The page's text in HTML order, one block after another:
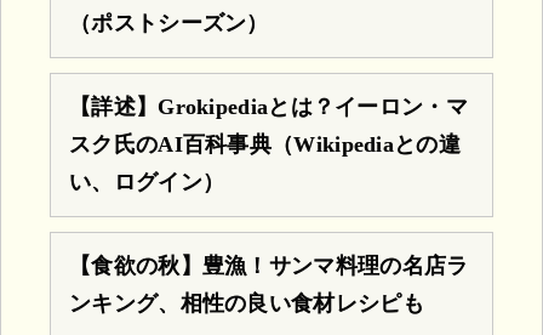
（ポストシーズン）
【詳述】Grokipediaとは？イーロン・マ
スク氏のAI百科事典（Wikipediaとの違
い、ログイン）
【食欲の秋】豊漁！サンマ料理の名店ラ
ンキング、相性の良い食材レシピも